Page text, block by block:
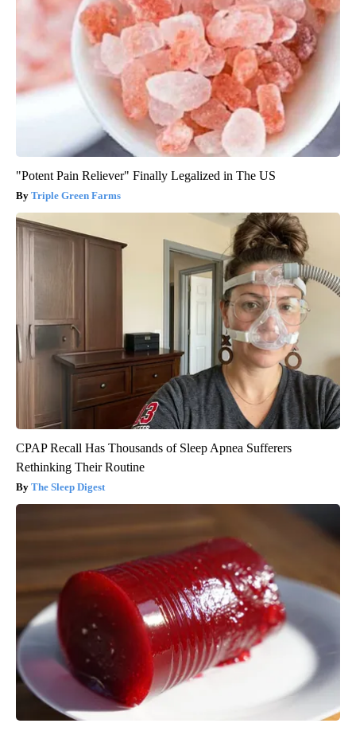
"Potent Pain Reliever" Finally Legalized in The US
Triple Green Farms
CPAP Recall Has Thousands of Sleep Apnea Sufferers
Rethinking Their Routine
The Sleep Digest